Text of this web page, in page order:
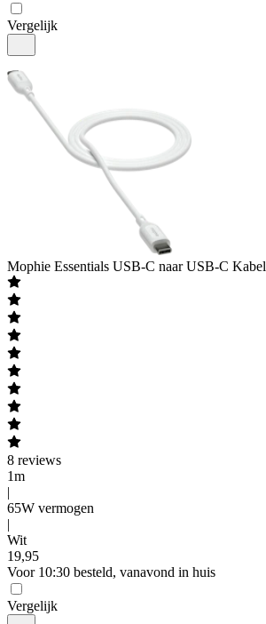
Vergelijk
Mophie Essentials USB-C naar USB-C Kabel
8 reviews
1m
|
65W vermogen
|
Wit
19,95
Voor 10:30 besteld, vanavond in huis
Vergelijk